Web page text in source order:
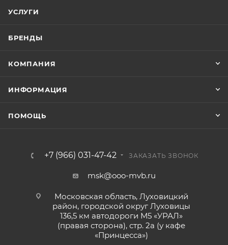
УСЛУГИ
БРЕНДЫ
КОМПАНИЯ
ИНФОРМАЦИЯ
ПОМОЩЬ
+7 (966) 031-47-42 ЗАКАЗАТЬ ЗВОНОК
msk@ooo-mvb.ru
Московская область, Луховицкий
район, городской округ Луховицы
136,5 км автодороги М5 «УРАЛ»
(правая сторона), стр. 2а (у кафе
«‎Принцесса»)